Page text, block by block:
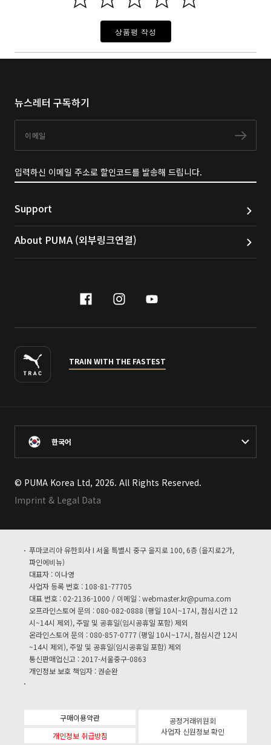
상품평 작성
뉴스레터 구독하기
구독
입력하신 이메일 주소로 할인코드를 발송해 드립니다.
Support
About PUMA (외부링크연결)
facebook
instagram
youtube
TRAIN WITH THE FASTEST
한국어
© PUMA Korea Ltd, 2026. All Rights Reserved.
Imprint & Legal Data
푸마코리아 유한회사 I 서울 특별시 중구 을지로 100, 6층 (을지로2가,
파인에비뉴)
대표자 : 이나영
사업자 등록 번호 : 108-81-77705
대표 번호 : 02-2136-1000 / 이메일 :webmaster.kr@puma.com
오프라인스토어 문의 : 080-082-0888 (평일 10시~17시, 점심시간 12
시~14시 제외), 주말 및 공휴일(임시공휴일 포함) 제외
온라인스토어 문의 : 080-857-0777 (평일 10시~17시, 점심시간 12시
~14시 제외), 주말 및 공휴일(임시공휴일 포함) 제외
통신판매업신고 : 2017-서울중구-0863
개인정보 보호 책임자 : 권순완
구매이용약관
개인정보 취급방침
공정거래위원회
사업자 신원정보 확인